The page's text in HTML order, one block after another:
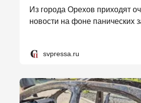
Из города Орехов приходят
новости на фоне панических
svpressa.ru